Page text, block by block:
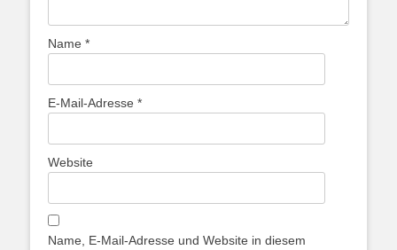
Name *
E-Mail-Adresse *
Website
Name, E-Mail-Adresse und Website in diesem